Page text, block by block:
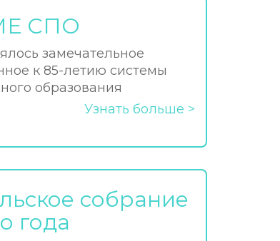
СПО
замечательное
к 85-летию системы
образования
Узнать больше
собрание
года